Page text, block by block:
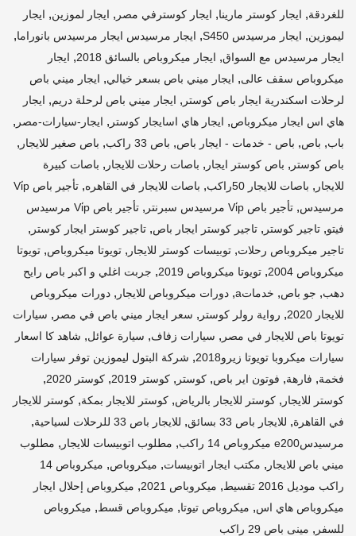
للغردقة, ايجار كوستر مارينا, ايجار كوسترفي مصر , ايجار لموزين, ايجار
ليموزين, ايجار مرسيدس S450 , ايجار مرسيدس ايجار مرسيدس بانوراما,
ايجار مرسيدس مع السواق, ايجار ميكروباص بالسائق 2018 , ايجار
ميكروباص سقف عالى, ايجار ميني باص بسعر خيالي, ايجار ميني باص
لرحلات اسكندرية ايجار باص كوستر , ايجار ميني باص لرحلة دريم, ايجار
هاي اس ايجار ميكروباص, ايجار هاي اسايجار كوستر , ايجار-سيارات-مصر ,
باب, باص, باص - خدمات - ايجار باص, باص 33 راكب , باص صغير للايجار ,
باص كوستر , باص كوستر ايجار , باصات رحلات للايجار , باصات كبيرة
للايجار , باصات للايجار 50راكب , باصات للايجار في القاهره,
تأجير باص Vi̇p
مرسيدس, تأجير باص Vi̇p مرسيدس سبرنتر ,
تأجير باص Vi̇p مرسيدس
فيتو, تاجير كوستر , تاجير كوستر ايجار باص, تاجير كوستر ايجار كوستر ,
تاجير ميكروباص رحلات, توبيسات كوستر للايجار , تويوتا ميكروباص, تويوتا
ميكروباص 2004
, تويوتا ميكروباص 2019 , جربت اغلي و اكبر باص رايح
دهب, جو باص, خدماتa , دورات ميكروباص للايجار , دورات ميكروباص
للايجار 2020
, رواية رولر كوستر , سعر ايجار ميني باص في مصر , سيارات
تويوتا باص للايجار في مصر , سيارات زفاف, سيارة عوائل, شاهد كا اسعار
سيارات ميكروبا تويوتا زيرو2018
, شركة البتول ليموزين توفر سيارات
فخمة, فارهة, فوتون اير باص, كوستر , كوستر 2019 , كوستر 2020 ,
كوستر للايجار , كوستر للايجار بالرياض, كوستر للايجار بمكة, كوستر للايجار
في القاهرة, للايجار باص 33 بسائق , للايجار باص 33 للرحلات لسياحية ,
مرسيدسe200 ميكروباص 14 راكب , مطلوب اتوبيسات للايجار , مطلوب
ميني باص للايجار , مكتب ايجار اتوبيسات, ميكروباص,
ميكروباص 14
راكب موديل 2016 تقسيط
, ميكروباص 2021 , ميكروباص إحلال ايجار
ميكروباص هاي اس, ميكروباص تيوتا, ميكروباص قسط, ميكروباص
للسفر , مينى باص 29 راكب